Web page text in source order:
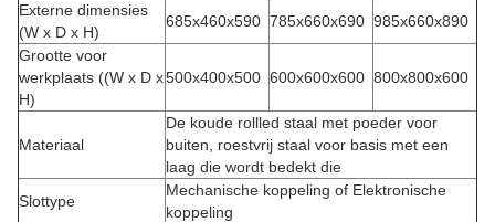
Externe dimensies
(W x D x H)
685x460x590 785x660x690 985x660x890
Grootte voor
werkplaats ((W x D x
H)
500x400x500 600x600x600 800x800x600
Materiaal
De koude rollled staal met poeder voor
buiten, roestvrij staal voor basis met een
laag die wordt bedekt die
Slottype
Mechanische koppeling of Elektronische
koppeling